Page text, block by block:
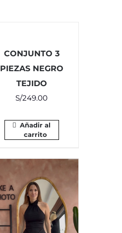
CONJUNTO 3
PIEZAS NEGRO
TEJIDO
S/249.00
Añadir al
carrito